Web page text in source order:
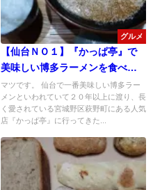
グルメ
【仙台ＮＯ１】『かっぱ亭』で
美味しい博多ラーメンを食べて
みた！
マツです。 仙台で一番美味しい博多ラー
メンといわれていて２０年以上に渡り、長
く愛されている宮城野区萩野町にある人気
店『かっぱ亭』に行ってきた...